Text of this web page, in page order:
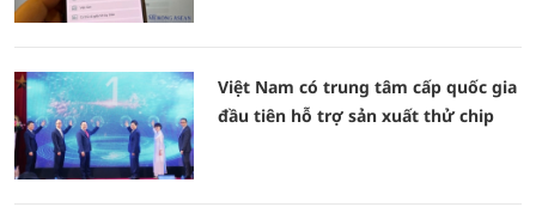
Việt Nam có trung tâm cấp quốc gia
đầu tiên hỗ trợ sản xuất thử chip